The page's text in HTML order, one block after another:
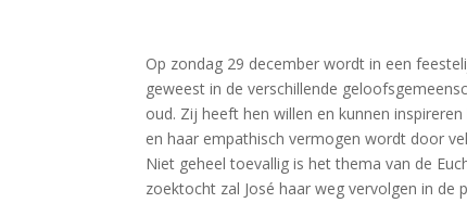
Op zondag 29 december wordt in een
geweest in de verschillende
oud. Zij heeft hen willen en kunnen
en haar empathisch vermogen wordt door
Niet geheel toevallig is het thema van de
zoektocht zal José haar weg vervolgen in de